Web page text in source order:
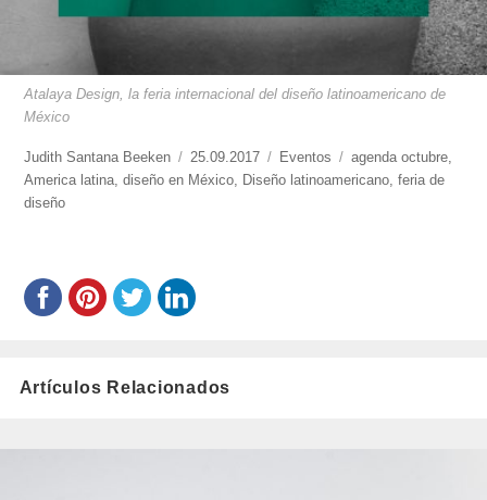
Atalaya Design, la feria internacional del diseño latinoamericano de
México
https://www.experimenta.es/author/judith-
santana-
beeken/
Judith Santana Beeken
Publicado
el
25.09.2017 Categorías
Eventos Etiquetas
agenda octubre
America latina ,diseño en México Diseño latinoamericano ,feria de
diseño
Artículos Relacionados